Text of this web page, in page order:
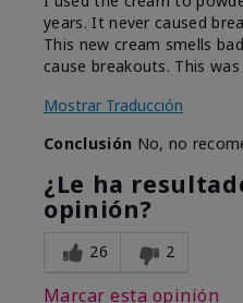
years. It never caused
This new cream smells
cause breakouts. This
Mostrar Traducción
Conclusión No, no
¿Le ha
opinión?
26 2
Marcar esta opinión